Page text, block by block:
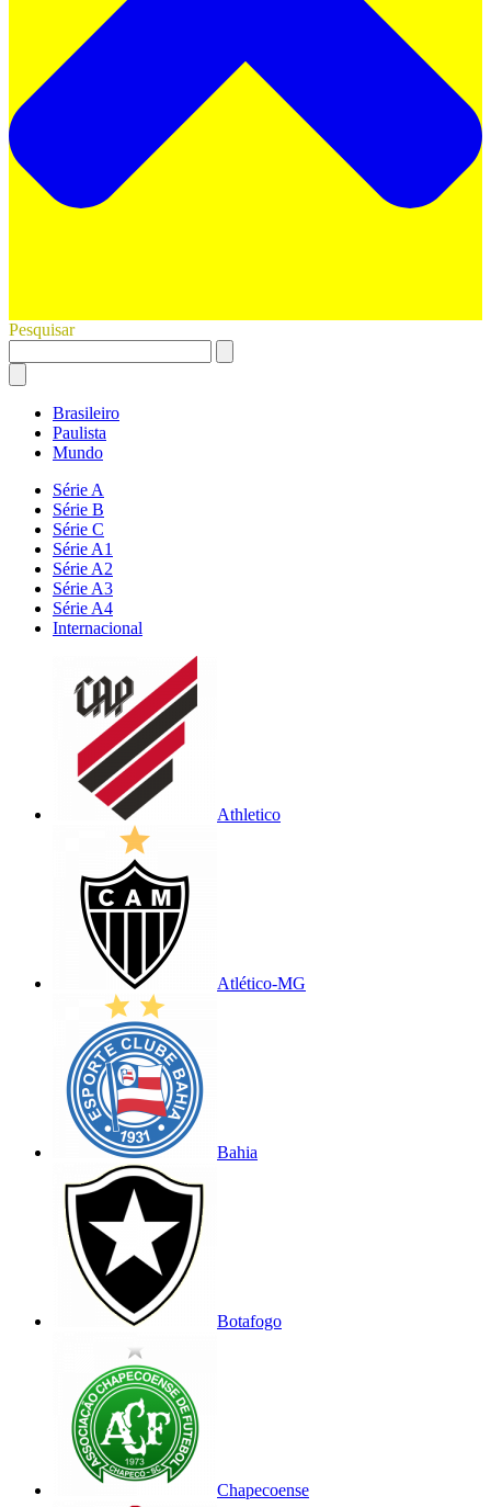
Pesquisar
Brasileiro
Paulista
Mundo
Série A
Série B
Série C
Série A1
Série A2
Série A3
Série A4
Internacional
Athletico
Atlético-MG
Bahia
Botafogo
Chapecoense